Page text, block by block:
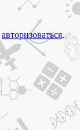
авторизоваться.